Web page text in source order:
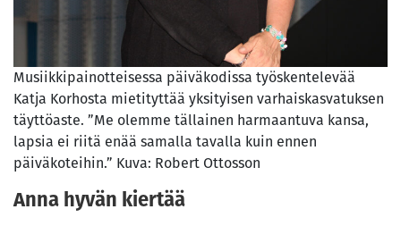
Musiikkipainotteisessa päiväkodissa työskentelevää
Katja Korhosta mietityttää yksityisen varhaiskasvatuksen
täyttöaste. ”Me olemme tällainen harmaantuva kansa,
lapsia ei riitä enää samalla tavalla kuin ennen
päiväkoteihin.” Kuva: Robert Ottosson
Anna hyvän kiertää